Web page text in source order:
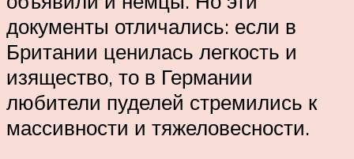
документы отличались: если в
Британии ценилась легкость и
изящество, то в Германии
любители пуделей стремились к
массивности и тяжеловесности.